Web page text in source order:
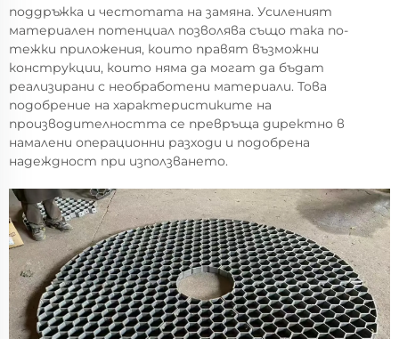
поддръжка и честотата на замяна. Усиленият
материален потенциал позволява също така по-
тежки приложения, които правят възможни
конструкции, които няма да могат да бъдат
реализирани с необработени материали. Това
подобрение на характеристиките на
производителността се превръща директно в
намалени операционни разходи и подобрена
надеждност при използването.